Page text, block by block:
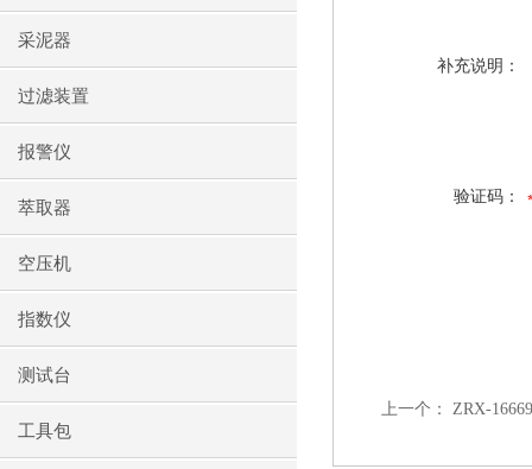
采泥器
过滤装置
报警仪
萃取器
空压机
指数仪
测试台
工具包
补充说明：
验证码：
上一个： ZRX-